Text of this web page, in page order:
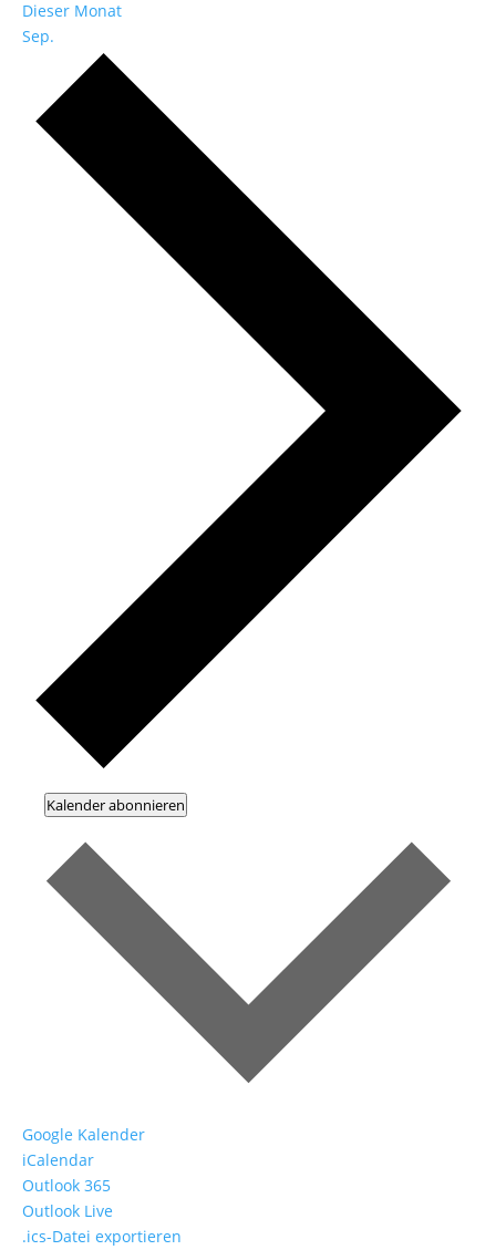
Dieser Monat
Sep.
Kalender abonnieren
Google Kalender
iCalendar
Outlook 365
Outlook Live
.ics-Datei exportieren